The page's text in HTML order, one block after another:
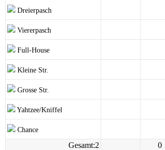
Dreierpasch
Viererpasch
Full-House
Kleine Str.
Grosse Str.
Yahtzee/Kniffel
Chance
Gesamt:2
0